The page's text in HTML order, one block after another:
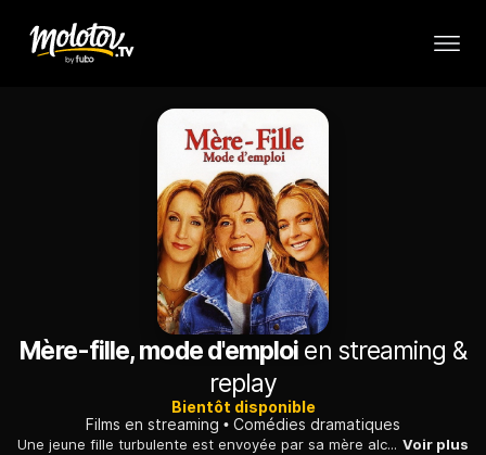
Mère-fille, mode d'emploi en streaming &
replay
Bientôt disponible
Films en streaming
Comédies dramatiques
Une jeune fille turbulente est envoyée par sa mère alcoolique dans une petite ville perdue de l'Idaho pour y passer l'été. Sa vie en est transformée. Voir plus